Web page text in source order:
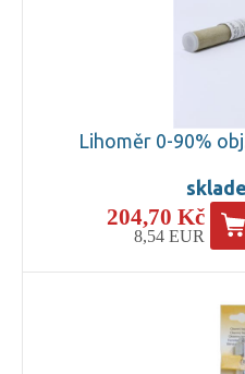
Lihoměr 0-90%
204,70 Kč
8,54 EUR